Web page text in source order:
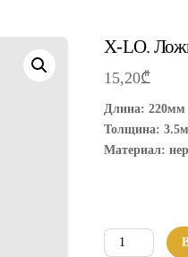
X-LО.
15,20₾
Длина: 220мм
Толщина:
Материал:
Количество